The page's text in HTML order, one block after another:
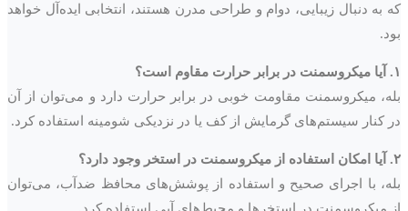
که به دنبال زیبایی، دوام و طراحی مدرن هستند، انتخابی ایده‌آل خواهد
بود.
۱. آیا میکروسمنت در برابر حرارت مقاوم است؟
بله، میکروسمنت مقاومت خوبی در برابر حرارت دارد و می‌توان از آن
در کنار سیستم‌های گرمایش از کف یا در نزدیکی شومینه استفاده کرد.
۲. آیا امکان استفاده از میکروسمنت در استخر وجود دارد؟
بله، با اجرای صحیح و استفاده از پوشش‌های محافظ ضدآب، می‌توان
از میکروسمنت در استخرها و محیط‌های آبی استفاده کرد.